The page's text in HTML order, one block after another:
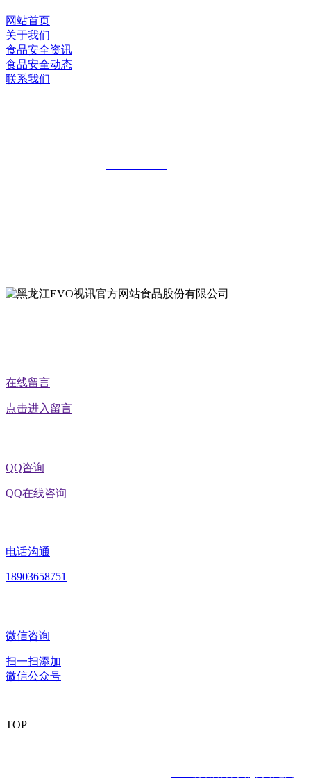
网站首页
关于我们
食品安全资讯
食品安全动态
联系我们
在线留言
点击进入留言
QQ咨询
QQ在线咨询
电话沟通
18903658751
微信咨询
扫一扫添加
微信公众号
TOP